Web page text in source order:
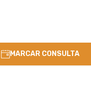
MARCAR CONSULTA